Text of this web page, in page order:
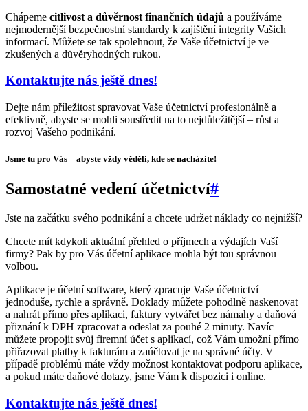
Chápeme citlivost a důvěrnost finančních údajů a používáme
nejmodernější bezpečnostní standardy k zajištění integrity Vašich
informací. Můžete se tak spolehnout, že Vaše účetnictví je ve
zkušených a důvěryhodných rukou.
Kontaktujte nás ještě dnes!
Dejte nám příležitost spravovat Vaše účetnictví profesionálně a
efektivně, abyste se mohli soustředit na to nejdůležitější – růst a
rozvoj Vašeho podnikání.
Jsme tu pro Vás – abyste vždy věděli, kde se nacházíte!
Samostatné vedení účetnictví#
Jste na začátku svého podnikání a chcete udržet náklady co nejnižší?
Chcete mít kdykoli aktuální přehled o příjmech a výdajích Vaší
firmy? Pak by pro Vás účetní aplikace mohla být tou správnou
volbou.
Aplikace je účetní software, který zpracuje Vaše účetnictví
jednoduše, rychle a správně. Doklady můžete pohodlně naskenovat
a nahrát přímo přes aplikaci, faktury vytvářet bez námahy a daňová
přiznání k DPH zpracovat a odeslat za pouhé 2 minuty. Navíc
můžete propojit svůj firemní účet s aplikací, což Vám umožní přímo
přiřazovat platby k fakturám a zaúčtovat je na správné účty. V
případě problémů máte vždy možnost kontaktovat podporu aplikace,
a pokud máte daňové dotazy, jsme Vám k dispozici i online.
Kontaktujte nás ještě dnes!